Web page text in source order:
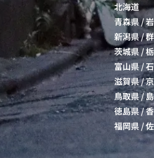
北海道
青森県/
新潟県/
茨城県/
富山県/
滋賀県/
鳥取県/
徳島県/
福岡県 /